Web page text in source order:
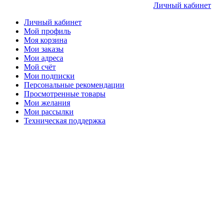
Личный кабинет
Личный кабинет
Мой профиль
Моя корзина
Мои заказы
Мои адреса
Мой счёт
Мои подписки
Персональные рекомендации
Просмотренные товары
Мои желания
Мои рассылки
Техническая поддержка